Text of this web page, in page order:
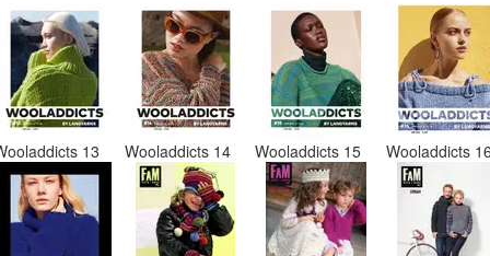
13 Wooladdicts 14 Wooladdicts 15 Wooladdicts